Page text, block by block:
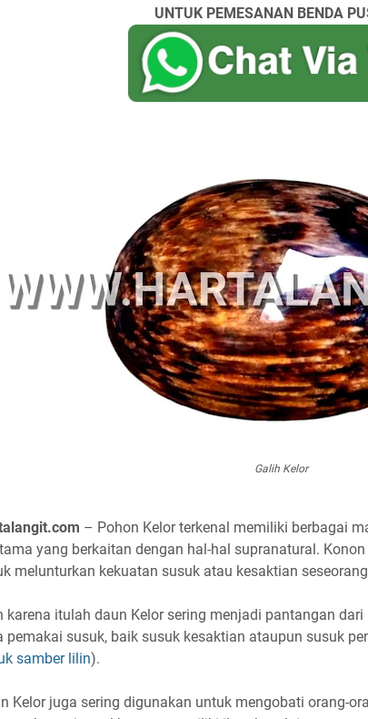
UNTUK PEMESANAN BENDA
Galih Kelor
– Pohon Kelor terkenal memiliki berbagai
yang berkaitan dengan hal-hal supranatural.
melunturkan kekuatan susuk atau kesaktian
karena itulah daun Kelor sering menjadi pantangan
pemakai susuk, baik susuk kesaktian ataupun susuk
samber lilin).
Kelor juga sering digunakan untuk mengobati orang-